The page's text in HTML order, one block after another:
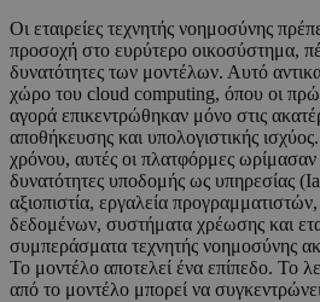
Οι εταιρείες τεχνητής νοημοσύνης
προσοχή στο ευρύτερο οικοσύστημα,
δυνατότητες των μοντέλων. Αυτό
χώρο του cloud computing, όπου οι
αγορά επικεντρώθηκαν μόνο στις
αποθήκευσης και υπολογιστικής
χρόνου, αυτές οι πλατφόρμες ωρίμασαν
δυνατότητες υποδομής ως υπηρεσίας
αξιοπιστία, εργαλεία
δεδομένων, συστήματα χρέωσης και
συμπεράσματα τεχνητής νοημοσύνης
Το μοντέλο αποτελεί ένα επίπεδο. Το
από το μοντέλο μπορεί να